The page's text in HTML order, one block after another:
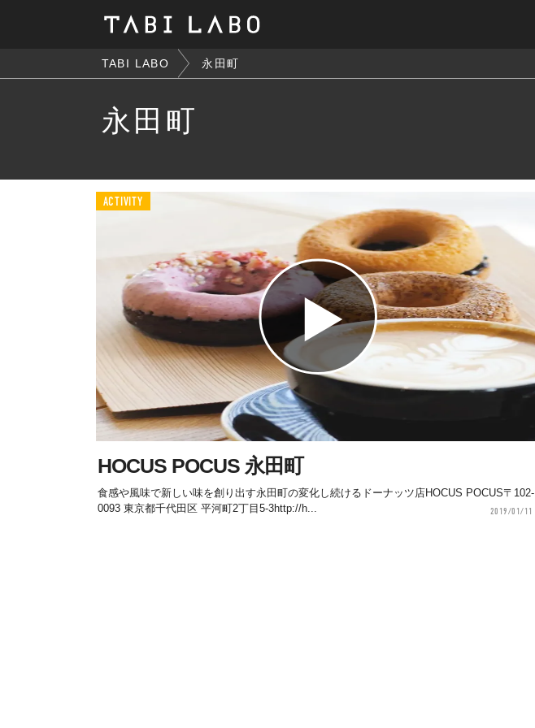
TABI LABO 永田町
永田町
ACTIVITY
HOCUS POCUS 永田町
食感や風味で新しい味を創り出す永田町の変化し続けるドーナッツ店HOCUS POCUS〒102-
0093 東京都千代田区 平河町2丁目5-3http://h...
2019/01/11